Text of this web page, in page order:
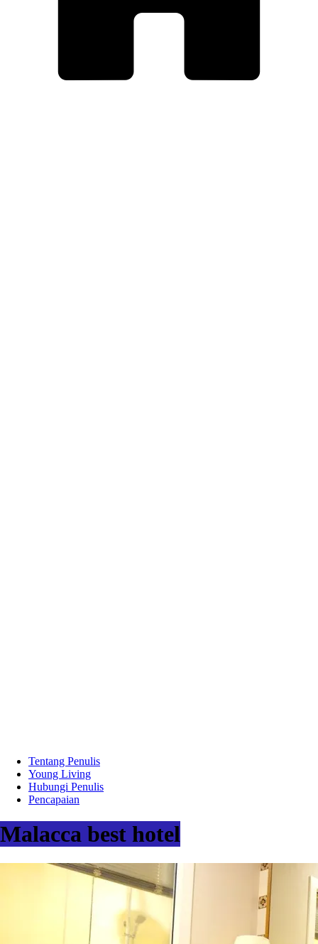
Tentang Penulis
Young Living
Hubungi Penulis
Pencapaian
Malacca best hotel